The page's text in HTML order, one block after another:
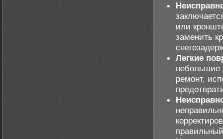
или
заменить
Легкие
небольшие
ремонт,